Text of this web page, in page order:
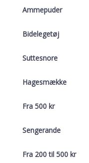
Ammepuder
Bidelegetøj
Suttesnore
Hagesmække
Fra 500 kr
Sengerande
Fra 200 til 500 kr